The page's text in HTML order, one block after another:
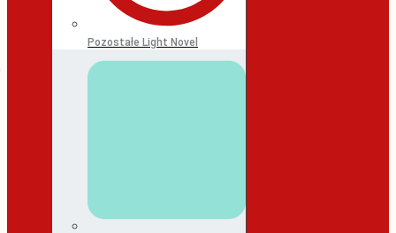
Pozostałe Light Novel